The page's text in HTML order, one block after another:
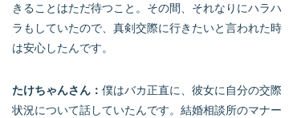
きることはただ待つこと。その間、それなりにハラハ
ラもしていたので、真剣交際に行きたいと言われた時
は安心したんです。
たけちゃんさん： 僕はバカ正直に、彼女に自分の交際
状況について話していたんです。結婚相談所のマナー